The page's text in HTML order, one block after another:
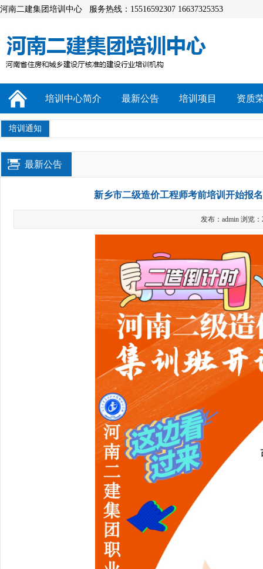
河南二建集团培训中心 服务热线：15516592307 16637325353
培训中心简介 最新公告 培训项目 资质
培训通知
最新公告
新乡市二级造价工程师考前培训开始报
发布：admin 浏览：